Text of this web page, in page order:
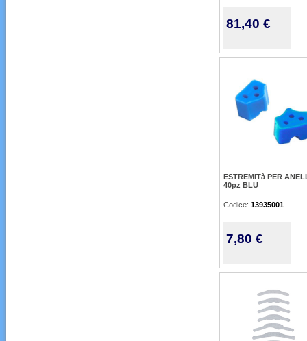
81,40 €
ESTREMITà PER
40pz BLU
Codice: 13935001
7,80 €